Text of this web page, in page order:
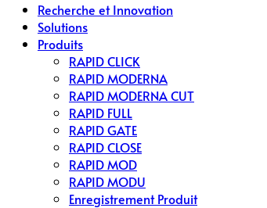
Recherche et Innovation
Solutions
Produits
RAPID CLICK
RAPID MODERNA
RAPID MODERNA CUT
RAPID FULL
RAPID GATE
RAPID CLOSE
RAPID MOD
RAPID MODU
Enregistrement Produit